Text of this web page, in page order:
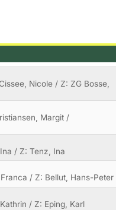
Nicole / Z: ZG Bosse,
Margit /
/ Z: Tenz, Ina
/ Z: Bellut, Hans-Peter
/ Z: Eping, Karl